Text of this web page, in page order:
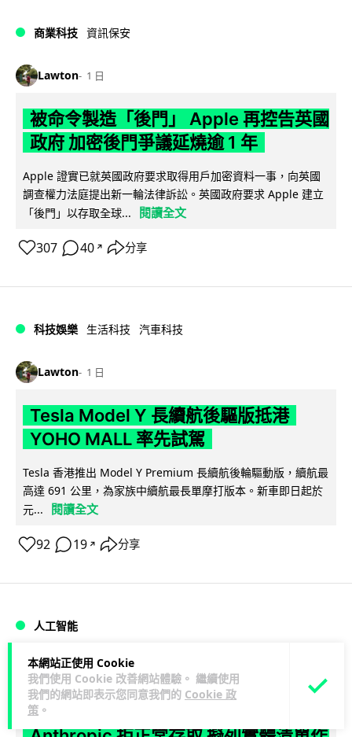
本網站正使用 Cookie
我們使用 Cookie 改善網站體驗。 繼續使用
我們的網站即表示您同意我們的 Cookie 政
策 。
商業科技 資訊保安
Lawton 1 日
被命令製造「後門」 Apple 再控告英國
政府 加密後門爭議延燒逾 1 年
Apple 證實已就英國政府要求取得用戶加密資料一事，向英國
調查權力法庭提出新一輪法律訴訟。英國政府要求 Apple 建立
「後門」以存取全球...
閱讀全文
307 40 ↗ 分享
科技娛樂 生活科技 汽車科技
Lawton 1 日
Tesla Model Y 長續航後驅版抵港
YOHO MALL 率先試駕
Tesla 香港推出 Model Y Premium 長續航後輪驅動版，續航最
高達 691 公里，為家族中續航最長單摩打版本。新車即日起於
元...
閱讀全文
92 19 ↗ 分享
人工智能
Vin 1 日
據報中國憂美國 AI 變武器 不滿